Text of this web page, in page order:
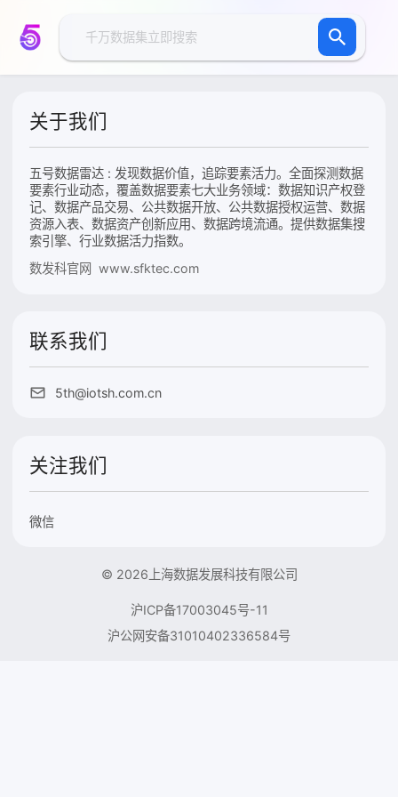
关于我们
五号数据雷达 : 发现数据价值，追踪要素活力。全面探测数据
要素行业动态，覆盖数据要素七大业务领域：数据知识产权登
记、数据产品交易、公共数据开放、公共数据授权运营、数据
资源入表、数据资产创新应用、数据跨境流通。提供数据集搜
索引擎、行业数据活力指数。
数发科官网 www.sfktec.com
联系我们
5th@iotsh.com.cn
关注我们
微信
© 2026上海数据发展科技有限公司
沪ICP备17003045号-11
沪公网安备31010402336584号